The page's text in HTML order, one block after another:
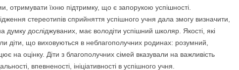
отримувати їхню пiдтримку, що є запорукою успiшностi.
стереотипiв сприйняття успiшного учня дала змогу визначити,
думку дослiджуваних, має володiти успiшний школяр. Якостi, якi
дiти, що виховуються в неблагополучних родинах: розумний,
на оцiнку. Дiти з благополучних сiмей вказували на важливiсть
впевненостi, iнiцiативностi в успiшного учня.